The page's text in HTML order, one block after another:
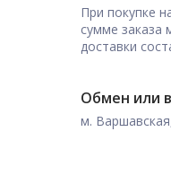
При покупке
сумме заказа
доставки
Обмен или
м.